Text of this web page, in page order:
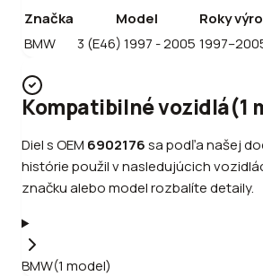
Značka Model
Roky
BMW
3 (E46) 1997 - 2005
Kompatibilné vozidlá(1
Diel s OEM 6902176sa podľa našej
histórie použil v nasledujúcich
značku alebo model rozbalíte detaily.
BMW(1 model)